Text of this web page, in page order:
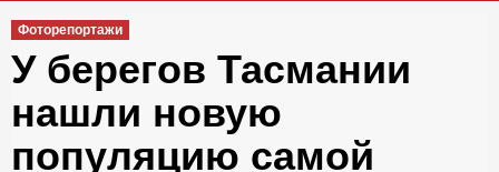
Фоторепортажи
У берегов Тасмании
нашли новую
популяцию самой